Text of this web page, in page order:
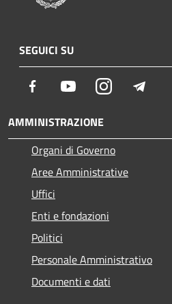
SEGUICI SU
Facebook YoutubeInstagram
AMMINISTRAZIONE
Organi di Governo
Aree Amministrative
Uffici
Enti e fondazioni
Politici
Personale Amministrativo
Documenti e dati